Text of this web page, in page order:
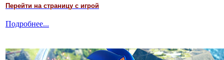
Перейти на страницу с игрой
Подробнее...